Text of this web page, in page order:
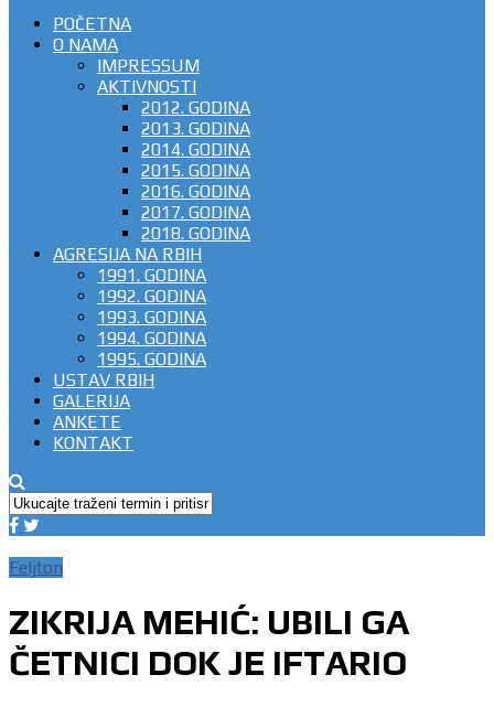
POČETNA
O NAMA
IMPRESSUM
AKTIVNOSTI
2012. GODINA
2013. GODINA
2014. GODINA
2015. GODINA
2016. GODINA
2017. GODINA
2018. GODINA
AGRESIJA NA RBIH
1991. GODINA
1992. GODINA
1993. GODINA
1994. GODINA
1995. GODINA
USTAV RBIH
GALERIJA
ANKETE
KONTAKT
Feljton
ZIKRIJA MEHIĆ: UBILI GA
ČETNICI DOK JE IFTARIO